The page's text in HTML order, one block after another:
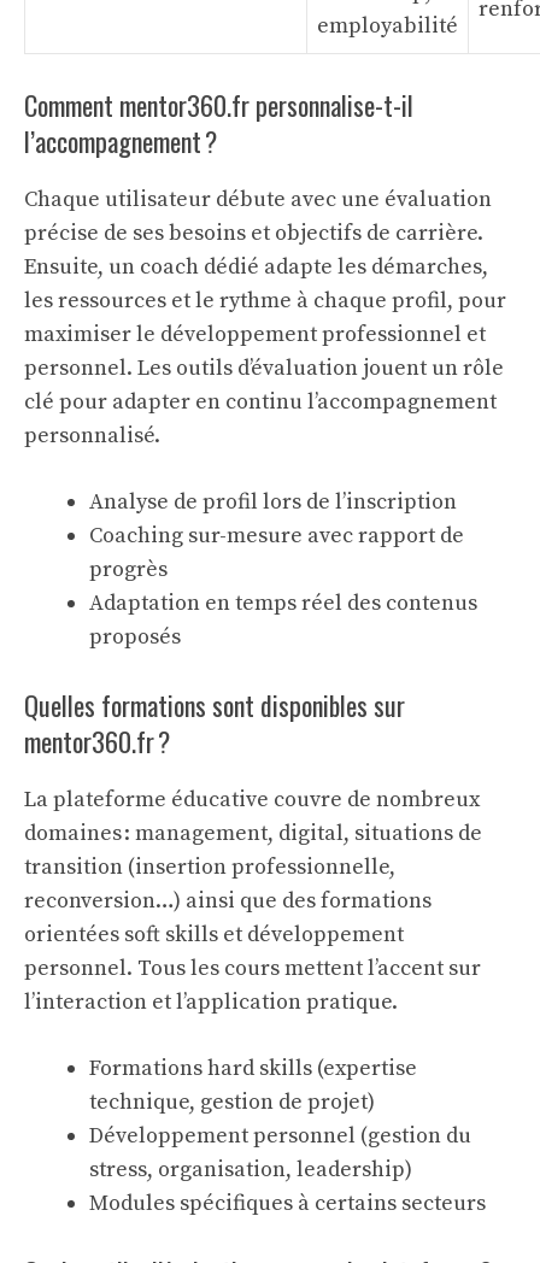
employabilité
Comment mentor360.fr personnalise-t-il
l’accompagnement ?
Chaque utilisateur débute avec une évaluation
précise de ses besoins et objectifs de carrière.
Ensuite, un coach dédié adapte les démarches,
les ressources et le rythme à chaque profil, pour
maximiser le développement professionnel et
personnel. Les outils d’évaluation jouent un rôle
clé pour adapter en continu l’accompagnement
personnalisé.
Analyse de profil lors de l’inscription
Coaching sur-mesure avec rapport de
progrès
Adaptation en temps réel des contenus
proposés
Quelles formations sont disponibles sur
mentor360.fr ?
La plateforme éducative couvre de nombreux
domaines : management, digital, situations de
transition (insertion professionnelle,
reconversion…) ainsi que des formations
orientées soft skills et développement
personnel. Tous les cours mettent l’accent sur
l’interaction et l’application pratique.
Formations hard skills (expertise
technique, gestion de projet)
Développement personnel (gestion du
stress, organisation, leadership)
Modules spécifiques à certains secteurs